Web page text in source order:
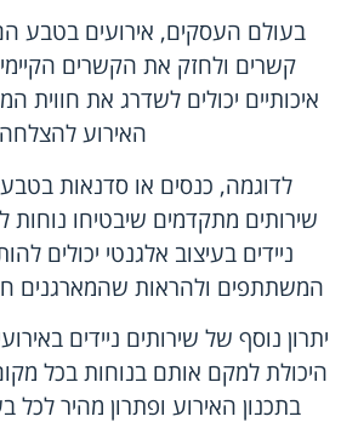
בעולם העסקים, אירועים בטבע
קשרים ולחזק את הקשרים
איכותיים יכולים לשדרג את חווית
האירוע
לדוגמה, כנסים או סדנאות
שירותים מתקדמים שיבטיחו
ניידים בעיצוב אלגנטי יכולים
המשתתפים ולהראות שהמארגנים
יתרון נוסף של שירותים ניידים
היכולת למקם אותם בנוחות בכל
בתכנון האירוע ופתרון מהיר לכל